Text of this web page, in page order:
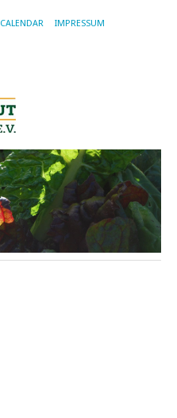
CALENDAR IMPRESSUM